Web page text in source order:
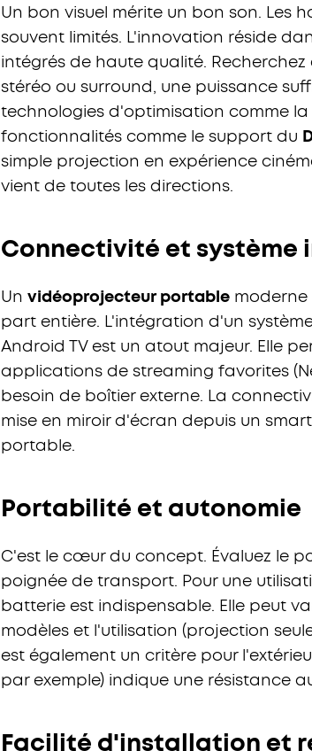
Un bon visuel mérite un bon son. Les
souvent limités. L'innovation réside
intégrés de haute qualité.
stéréo ou surround, une puissance
technologies d'optimisation comme
fonctionnalités comme le support du
simple projection en expérience
vient de toutes les directions.
Connectivité et système
Un vidéoprojecteur portable
part entière. L'intégration d'un
Android TV est un atout majeur. Elle
applications de streaming favorites
besoin de boîtier externe. La
mise en miroir d'écran depuis un
portable.
Portabilité et autonomie
C'est le cœur du concept. Évaluez le
poignée de transport. Pour une
batterie est indispensable. Elle peut
modèles et l'utilisation (projection
est également un critère pour
par exemple) indique une résistance
Facilité d'installation et